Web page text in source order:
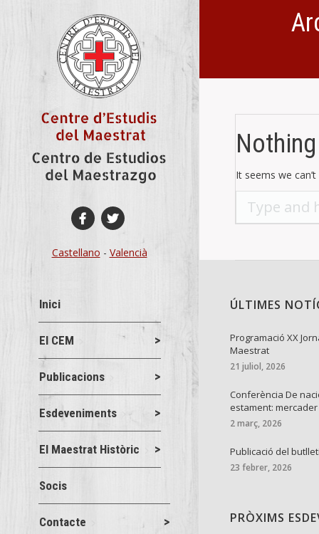
Castellano - Valencià
Inici
El CEM
Publicacions
Esdeveniments
El Maestrat Històric
Socis
Contacte
It seems we
Search:
ÚLTIMES
Programació XX
Maestrat
21 juliol, 2026
Conferència De
estament: mercader
2 març, 2026
Publicació del
23 febrer, 2026
PRÒXIMS